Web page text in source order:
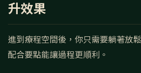
升效果
進到療程空間後，你只需要躺著放
配合要點能讓過程更順利。